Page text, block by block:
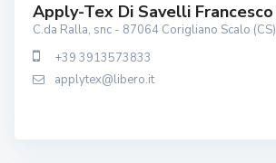
Apply-Tex Di Savelli Francesco
C.da Ralla, snc - 87064 Corigliano Scalo (CS)
+39 3913573833
applytex@libero.it